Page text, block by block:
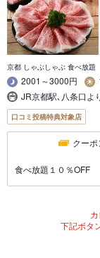
京都 しゃぶしゃぶ 食べ放
2001～3000円
JR京都駅､八条口よ
口コミ投稿特典対象店
クーポ
食べ放題１０％OFF
下記ボタ